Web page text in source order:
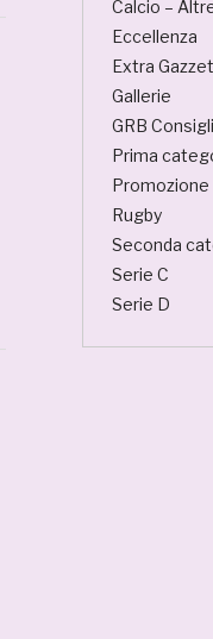
Calcio –
Eccellenza
Extra
Gallerie
GRB
Prima
Promozione
Rugby
Seconda
Serie C
Serie D